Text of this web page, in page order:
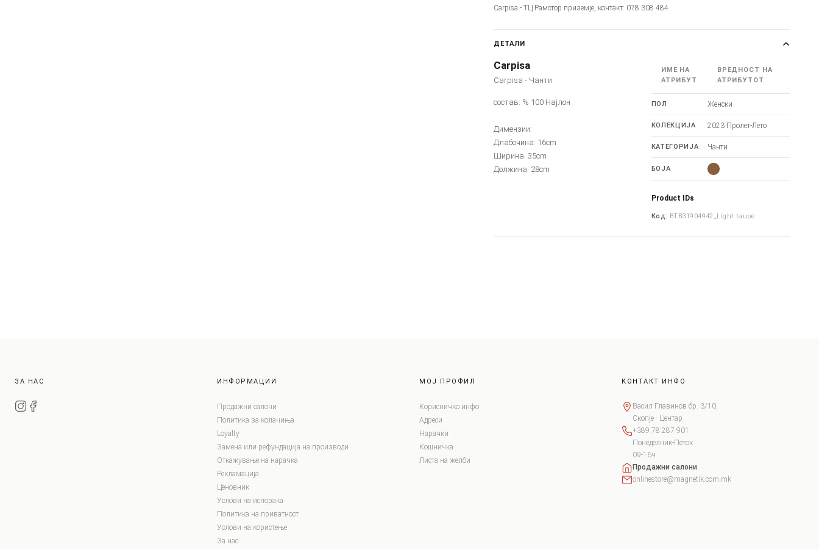
Carpisa - ТЦ Рамстор приземје, контакт: 078 308 484
ДЕТАЛИ
Carpisa
Carpisa - Чанти
состав: % 100 Најлон
Димензии:
Длабочина: 16cm
Ширина: 35cm
Должина: 28cm
ИМЕ НА
АТРИБУТ
ВРЕДНОСТ НА
АТРИБУТОТ
ПОЛ Женски
КОЛЕКЦИЈА 2023 Пролет-Лето
КАТЕГОРИЈА Чанти
БОЈА
Product IDs
Код: BTB31904942_Light taupe
ЗА НАС ИНФОРМАЦИИ
Продажни салони
Политика за колачиња
Loyalty
Замена или рефундација на производи
Откажување на нарачка
Рекламација
Ценовник
Услови на испорака
Политика на приватност
Услови на користење
За нас
МОЈ ПРОФИЛ
Корисничко инфо
Адреси
Нарачки
Кошничка
Листа на желби
КОНТАКТ ИНФО
Васил Главинов бр. 3/10,
Скопје - Центар
+389 78 287 901
Понеделник-Петок
09-16ч
Продажни салони
onlinestore@magnetik.com.mk